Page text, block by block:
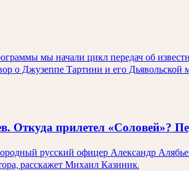
мы начали цикл передач об
о Джузеппе Тартини и его Дьявольской
Откуда прилетел «Соловей»?
русский офицер Александр
расскажет Михаил Казиник.